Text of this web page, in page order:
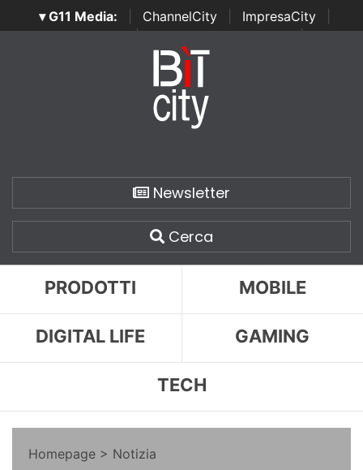
▾ G11 Media: ChannelCity ImpresaCity
SecurityOpenLab | Italian Channel Awards | Italian
Italian Security Awards
Newsletter
Cerca
PRODOTTI MOBILE
DIGITAL LIFE GAMING
TECH
Homepage > Notizia